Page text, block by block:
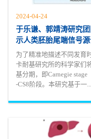
2024-04-24
于乐谦、郭靖涛研究
示人类胚胎尾端信号
为了精准地描述不同发育
卡耐基研究所的科学家们
基分期，即Carnegie
-CS8阶段。本研究基于一...